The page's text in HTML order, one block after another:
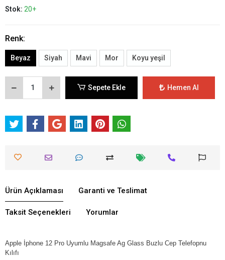
Stok: 20+
Renk:
Beyaz Siyah Mavi Mor Koyu yeşil
Sepete Ekle Hemen Al
Ürün Açıklaması Garanti ve Teslimat
Taksit Seçenekleri Yorumlar
Apple İphone 12 Pro Uyumlu Magsafe Ag Glass Buzlu Cep Telefopnu
Kılıfı